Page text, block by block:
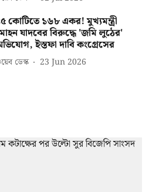
কোটিতে ১৬৮ একর! মুখ্যমন্ত্রী
যাদবের বিরুদ্ধে 'জমি লুঠের'
ইস্তফা দাবি কংগ্রেসের
ডেস্ক 23 Jun 2026